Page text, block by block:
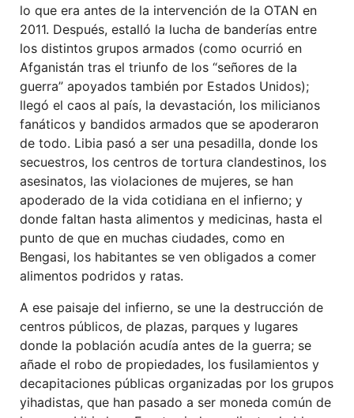
lo que era antes de la intervención de la OTAN en
2011. Después, estalló la lucha de banderías entre
los distintos grupos armados (como ocurrió en
Afganistán tras el triunfo de los “señores de la
guerra” apoyados también por Estados Unidos);
llegó el caos al país, la devastación, los milicianos
fanáticos y bandidos armados que se apoderaron
de todo. Libia pasó a ser una pesadilla, donde los
secuestros, los centros de tortura clandestinos, los
asesinatos, las violaciones de mujeres, se han
apoderado de la vida cotidiana en el infierno; y
donde faltan hasta alimentos y medicinas, hasta el
punto de que en muchas ciudades, como en
Bengasi, los habitantes se ven obligados a comer
alimentos podridos y ratas.
A ese paisaje del infierno, se une la destrucción de
centros públicos, de plazas, parques y lugares
donde la población acudía antes de la guerra; se
añade el robo de propiedades, los fusilamientos y
decapitaciones públicas organizadas por los grupos
yihadistas, que han pasado a ser moneda común de